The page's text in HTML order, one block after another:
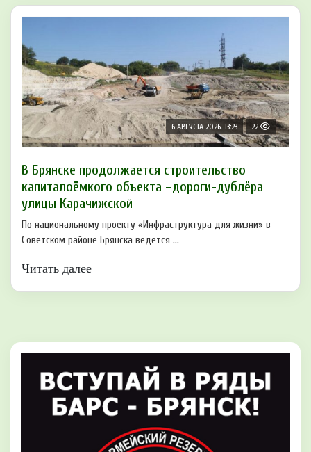
6 АВГУСТА 2026, 13:23 22
В Брянске продолжается строительство
капиталоёмкого объекта –дороги-дублёра
улицы Карачижской
По национальному проекту «Инфраструктура для жизни» в
Советском районе Брянска ведется ...
Читать далее